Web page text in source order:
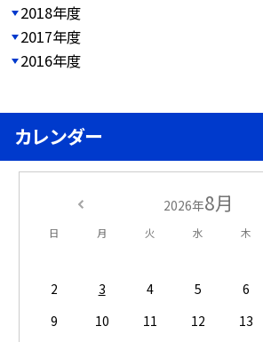
2018年度
2017年度
2016年度
カレンダー
2026年8月
日 月 火 水 木
2
3 4 5 6
9
10 11 12 13